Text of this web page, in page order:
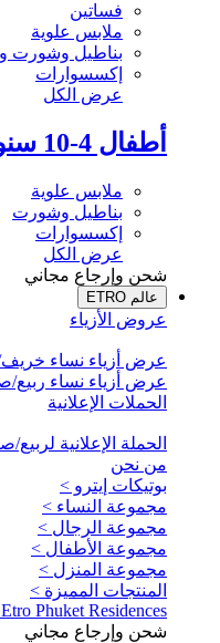
فساتين
ملابس علوية
بناطيل وشورت
إكسسوارات
عرض الكل
أطفال 4-10 سنوات
ملابس علوية
بناطيل وشورت
إكسسوارات
عرض الكل
شحن وإرجاع مجاني
عالم ETRO
عروض الأزياء
عرض أزياء نساء خريف/
عرض أزياء نساء ربيع/صيف
الحملات الإعلانية
الحملة الإعلانية لربيع/صيف
من نحن
بوتيكات إيترو >
مجموعة النساء >
مجموعة الرجال >
مجموعة الأطفال >
مجموعة المنزل >
المنتجات المميزة >
Etro Phuket Residences >
شحن وإرجاع مجاني